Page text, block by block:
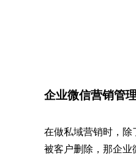
企业微信营销管
在做私域营销时，
被客户删除，那企业